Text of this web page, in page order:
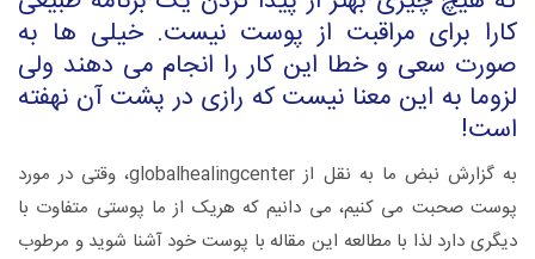
کارا برای مراقبت از پوست نیست. خیلی ها به
صورت سعی و خطا این کار را انجام می دهند ولی
لزوما به این معنا نیست که رازی در پشت آن نهفته
است!
به گزارش نبض ما به نقل از globalhealingcenter، وقتی در مورد
پوست صحبت می کنیم، می دانیم که هریک از ما پوستی متفاوت با
دیگری دارد لذا با مطالعه این مقاله با پوست خود آشنا شوید و مرطوب